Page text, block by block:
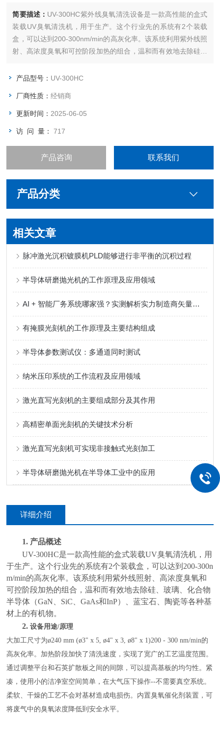
简要描述： UV-300HC紫外线臭氧清洗设备是一款高性能的盒式
装载UV臭氧清洗机，用于生产。这个行业先的系统有2个装载
盒，可以达到200-300nm/min的高灰化率。该系统利用紫外线照
射、高浓度臭氧和可控阶段加热的组合，温和而有效地去除硅、
瓷等各种基材上的有机物。
产品型号： UV-300HC
厂商性质：经销商
更新时间： 2025-06-05
访 问 量：717
产品咨询 联系我们
产品分类
相关文章
脉冲激光沉积镀膜机PLD能够进行非平衡的沉积过程
半导体研磨抛光机的工作原理及应用领域
AI + 智能厂务系统哪家强？实测解析实力制造商矢量科学核心优势
有掩膜光刻机的工作原理及主要结构组成
半导体参数测试仪：多通道同时测试
纳米压印系统的工作流程及应用领域
激光直写光刻机的主要组成部分及其作用
高精密单面光刻机的关键技术分析
激光直写光刻机可实现非接触式光刻加工
半导体研磨抛光机在半导体工业中的应用
详细介绍
1. 产品概述
UV-300HC是一款高性能的盒式装载UV臭氧清洗机，用
于生产。这个行业先的系统有2个装载盒，可以达到200-300n
m/min的高灰化率。该系统利用紫外线照射、高浓度臭氧和
可控阶段加热的组合，温和而有效地去除硅、玻璃、化合物
半导体（GaN、SiC、GaAs和InP）、蓝宝石、陶瓷等各种基
材上的有机物。
2.设备用途/原理
大加工尺寸为ø240 mm (ø3" x 5, ø4" x 3, ø8" x 1)200 - 300 nm/min的
高灰化率。加热阶段加快了清洗速度，实现了宽广的工艺温度范围。
通过调整平台和石英扩散板之间的间隙，可以提高基板的均匀性。紧
凑，使用小的洁净室空间简单，在大气压下操作--不需要真空系统。
柔软、干燥的工艺不会对基材造成电损伤。内置臭氧催化剂装置，可
将废气中的臭氧浓度降低到安全水平。